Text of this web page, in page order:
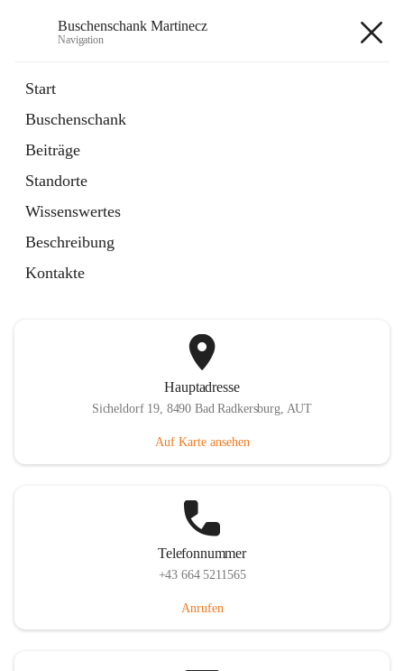
Buschenschank Martinecz
Navigation
Start
Buschenschank
Beiträge
Standorte
Wissenswertes
Beschreibung
Kontakte
Artikel
in
Tab
Der Buschenschank
öffnet
in
neuem
Tab
Hauptadresse
Sicheldorf 19, 8490 Bad Radkersburg, AUT
Auf Karte ansehen
Telefonnummer
+43 664 5211565
Anrufen